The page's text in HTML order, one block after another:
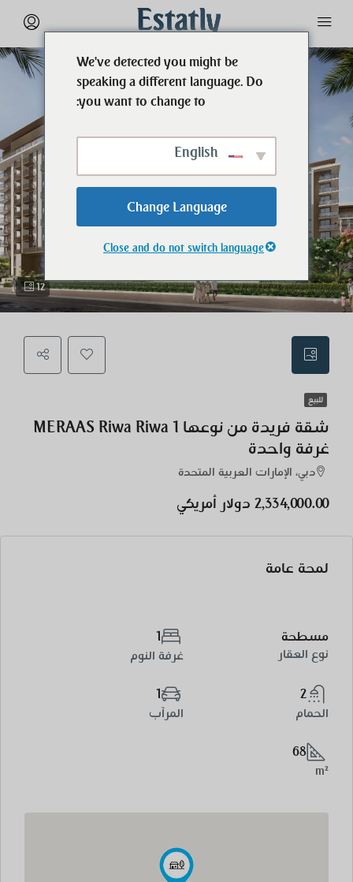
12
للبيع
شقة فريدة من نوعها MERAAS Riwa Riwa 1
غرفة واحدة
دبي، الإمارات العربية المتحدة
2,334,000.00 دولار أمريكي
لمحة عامة
مسطحة
نوع العقار
1
غرفة النوم
2
الحمام
1
المرآب
68
m²
We've detected you might be
speaking a different language. Do
you want to change to:
Change Language
Close and do not switch language